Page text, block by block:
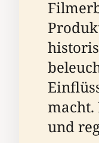
macht.
und